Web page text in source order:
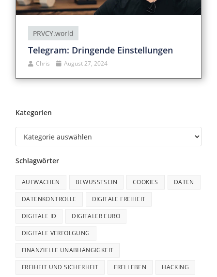
PRVCY.world
Telegram: Dringende Einstellungen
Chris August 27, 2024
Kategorien
Schlagwörter
AUFWACHEN BEWUSSTSEIN COOKIES DATEN
DATENKONTROLLE DIGITALE FREIHEIT
DIGITALE ID DIGITALER EURO
DIGITALE VERFOLGUNG
FINANZIELLE UNABHÄNGIGKEIT
FREIHEIT UND SICHERHEIT FREI LEBEN HACKING